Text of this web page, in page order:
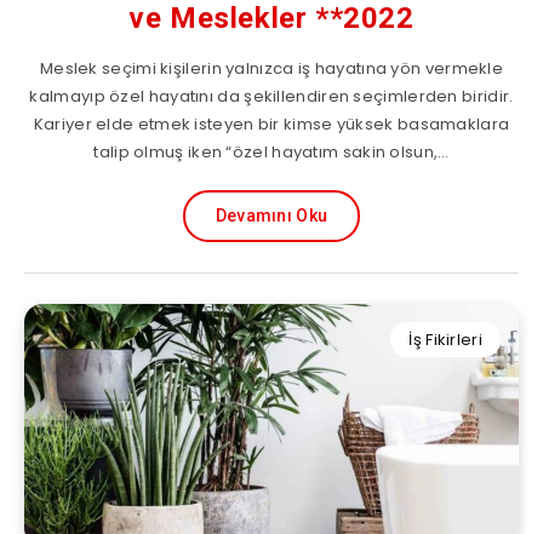
ve Meslekler **2022
Meslek seçimi kişilerin yalnızca iş hayatına yön vermekle
kalmayıp özel hayatını da şekillendiren seçimlerden biridir.
Kariyer elde etmek isteyen bir kimse yüksek basamaklara
talip olmuş iken “özel hayatım sakin olsun,…
Devamını Oku
İş Fikirleri